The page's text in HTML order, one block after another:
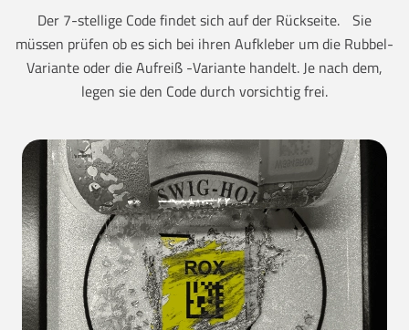
Der 7-stellige Code findet sich auf der Rückseite. Sie
müssen prüfen ob es sich bei ihren Aufkleber um die Rubbel-
Variante oder die Aufreiß -Variante handelt. Je nach dem,
legen sie den Code durch vorsichtig frei.